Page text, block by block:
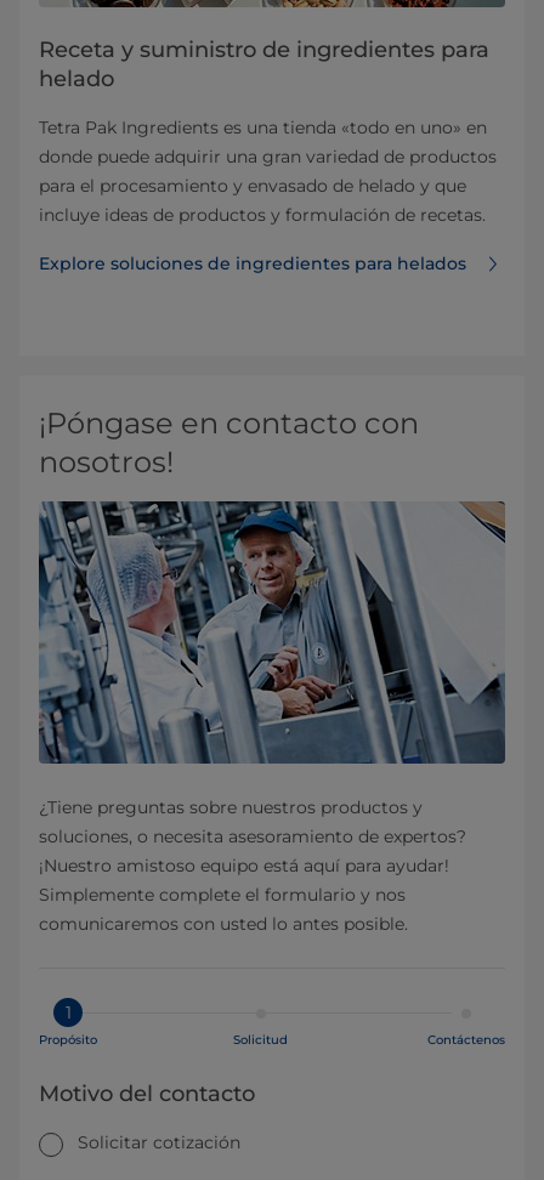
Receta y suministro de ingredientes para
helado
Tetra Pak Ingredients es una tienda «todo en uno» en
donde puede adquirir una gran variedad de productos
para el procesamiento y envasado de helado y que
incluye ideas de productos y formulación de recetas.
Explore soluciones de ingredientes para helados
¡Póngase en contacto con
nosotros!
¿Tiene preguntas sobre nuestros productos y
soluciones, o necesita asesoramiento de expertos?
¡Nuestro amistoso equipo está aquí para ayudar!
Simplemente complete el formulario y nos
comunicaremos con usted lo antes posible.
1
Propósito Solicitud Contáctenos
Motivo del contacto
Solicitar cotización